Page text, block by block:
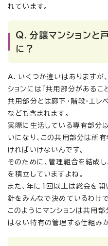
れています。
Q．分譲マンションと
に？
A．いくつか違いはありますが
ションには「共用部分があること
共用部分とは廊下・階段・エレ
なども含まれます。
実際に生活している専有部分
いになり、この共用部分は所
ければいけないんです。
そのために、管理組合を結成
を積立していますよね。
また、年に1回以上は総会を
針をみんなで決めているわけで
このようにマンションは共用
はない特有の管理する仕組み